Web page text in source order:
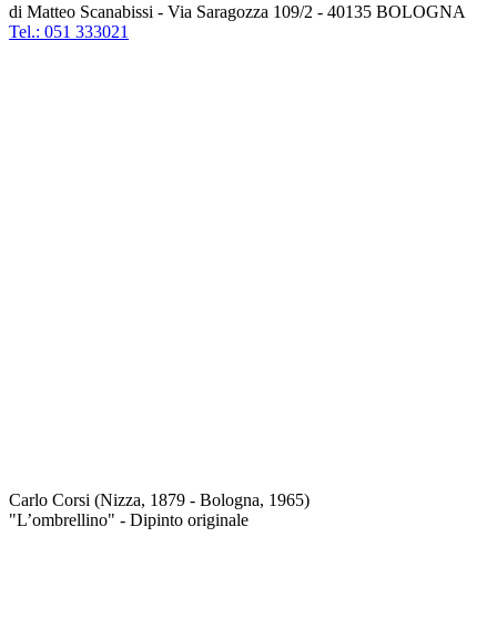
di Matteo Scanabissi - Via Saragozza 109/2 - 40135 BOLOGNA
Tel.: 051 333021
Carlo Corsi (Nizza, 1879 - Bologna, 1965)
"L’ombrellino" - Dipinto originale